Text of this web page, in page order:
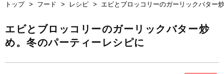
トップ フード レシピ エビとブロッコリーのガーリックバター
エビとブロッコリーのガーリックバター炒
め。冬のパーティーレシピに